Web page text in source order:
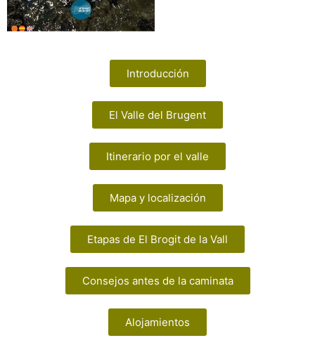
Introducción
El Valle del Brugent
Itinerario por el valle
Mapa y localización
Etapas de El Brogit de la Vall
Consejos antes de la caminata
Alojamientos